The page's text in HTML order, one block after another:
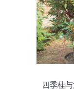
四季桂